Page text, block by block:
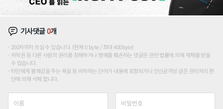
기사댓글0개
200자까지 쓰실 수 있습니다. (현재 0 byte / 최대 400byte)
저작권 등 다른 사람의 권리를 침해하거나 명예를 훼손하는 댓글은 관련 법률에 의해 제재를 받을
수 있습니다.
타인에게 불쾌감을 주는 욕설 등 비하하는 단어가 내용에 포함되거나 인신공격성 글은 관리자의 판
단에 의해 삭제 합니다.